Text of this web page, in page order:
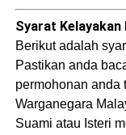
Syarat Kelayakan
Berikut adalah
Pastikan anda
permohonan anda
Warganegara
Suami atau Isteri